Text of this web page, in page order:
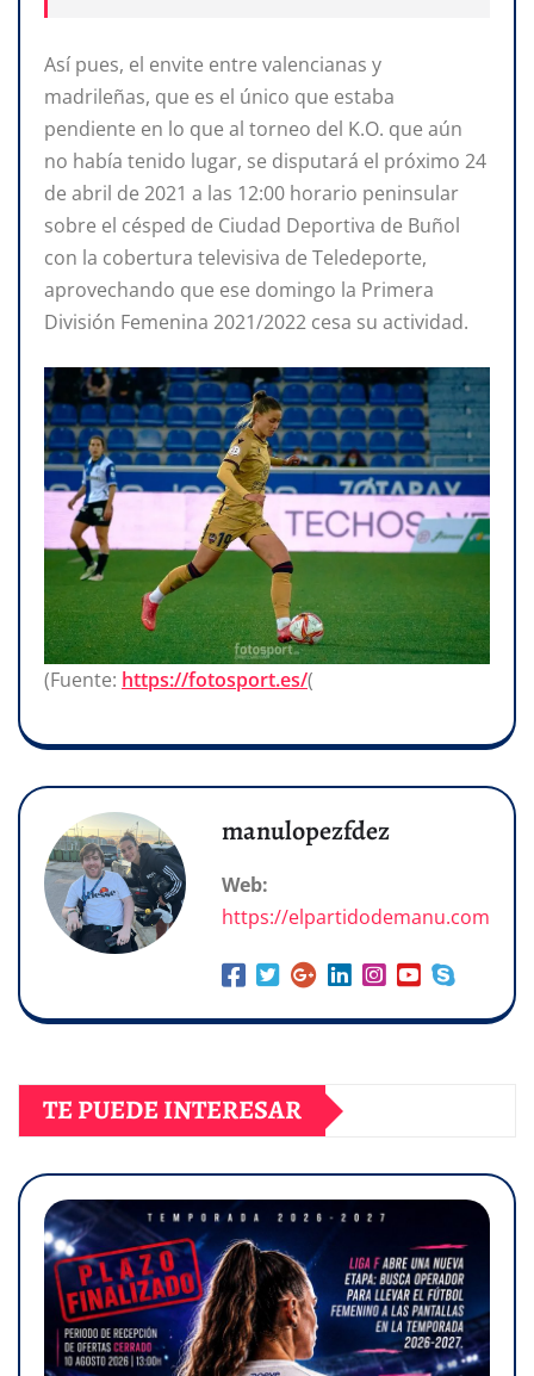
Así pues, el envite entre valencianas y
madrileñas, que es el único que estaba
pendiente en lo que al torneo del K.O. que aún
no había tenido lugar, se disputará el próximo 24
de abril de 2021 a las 12:00 horario peninsular
sobre el césped de Ciudad Deportiva de Buñol
con la cobertura televisiva de Teledeporte,
aprovechando que ese domingo la Primera
División Femenina 2021/2022 cesa su actividad.
(Fuente: https://fotosport.es/(
manulopezfdez
Web:
https://elpartidodemanu.com
TE PUEDE INTERESAR